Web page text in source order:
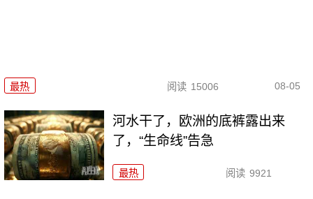
最热 阅读 15006 08-05
河水干了，欧洲的底裤露出来
了，“生命线”告急
最热 阅读 9921